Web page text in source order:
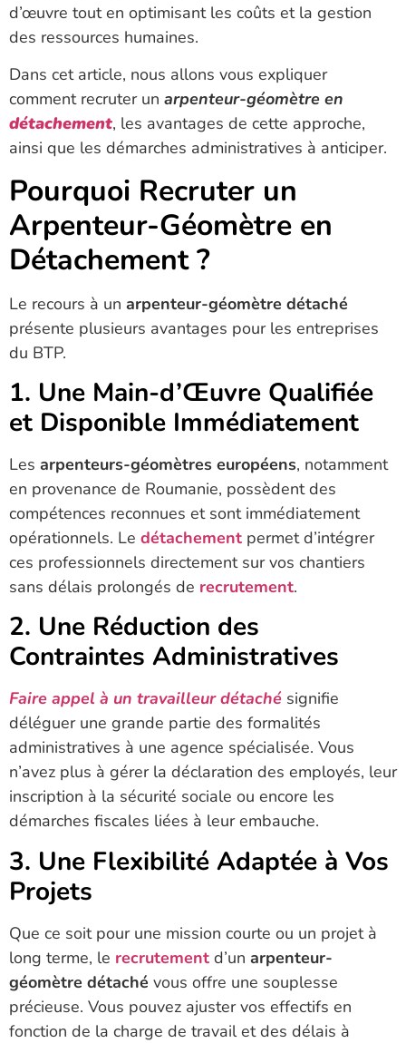
d’œuvre tout en optimisant les coûts et la gestion
des ressources humaines.
Dans cet article, nous allons vous expliquer
comment recruter un arpenteur-géomètre en
détachement, les avantages de cette approche,
ainsi que les démarches administratives à anticiper.
Pourquoi Recruter un
Arpenteur-Géomètre en
Détachement ?
Le recours à un arpenteur-géomètre détaché
présente plusieurs avantages pour les entreprises
du BTP.
1. Une Main-d’Œuvre Qualifiée
et Disponible Immédiatement
Les arpenteurs-géomètres européens, notamment
en provenance de Roumanie, possèdent des
compétences reconnues et sont immédiatement
opérationnels. Le détachement permet d’intégrer
ces professionnels directement sur vos chantiers
sans délais prolongés de recrutement.
2. Une Réduction des
Contraintes Administratives
Faire appel à un travailleur détaché signifie
déléguer une grande partie des formalités
administratives à une agence spécialisée. Vous
n’avez plus à gérer la déclaration des employés, leur
inscription à la sécurité sociale ou encore les
démarches fiscales liées à leur embauche.
3. Une Flexibilité Adaptée à Vos
Projets
Que ce soit pour une mission courte ou un projet à
long terme, le recrutement d’un arpenteur-
géomètre détaché vous offre une souplesse
précieuse. Vous pouvez ajuster vos effectifs en
fonction de la charge de travail et des délais à